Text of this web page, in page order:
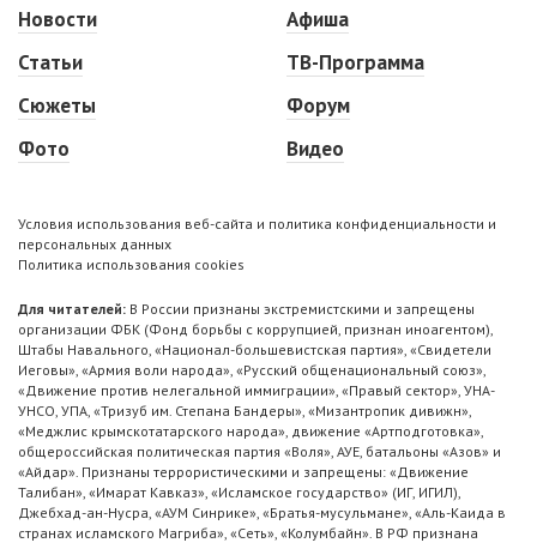
Новости
Статьи
Сюжеты
Фото
Афиша
ТВ-Программа
Форум
Видео
Условия использования веб-сайта и политика конфиденциальности и
персональных данных
Политика использования cookies
Для читателей: В России признаны экстремистскими и запрещены
организации ФБК (Фонд борьбы с коррупцией, признан иноагентом),
Штабы Навального, «Национал-большевистская партия», «Свидетели
Иеговы», «Армия воли народа», «Русский общенациональный союз»,
«Движение против нелегальной иммиграции», «Правый сектор», УНА-
УНСО, УПА, «Тризуб им. Степана Бандеры», «Мизантропик дивижн»,
«Меджлис крымскотатарского народа», движение «Артподготовка»,
общероссийская политическая партия «Воля», АУЕ, батальоны «Азов» и
«Айдар». Признаны террористическими и запрещены: «Движение
Талибан», «Имарат Кавказ», «Исламское государство» (ИГ, ИГИЛ),
Джебхад-ан-Нусра, «АУМ Синрике», «Братья-мусульмане», «Аль-Каида в
странах исламского Магриба», «Сеть», «Колумбайн». В РФ признана